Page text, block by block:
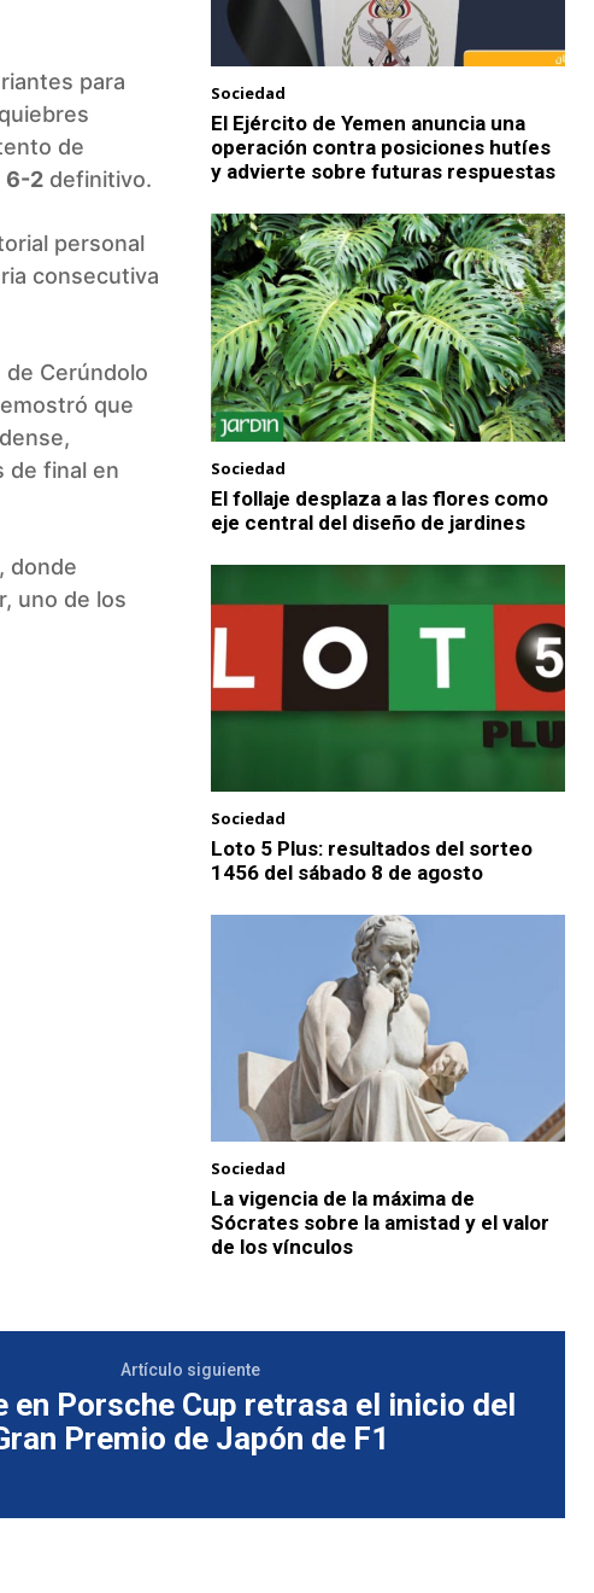
para
de
6-2 definitivo.
personal
consecutiva
de Cerúndolo
que
de final en
donde
uno de los
Sociedad
El Ejército de Yemen anuncia una
operación contra posiciones hutíes
y advierte sobre futuras respuestas
Sociedad
El follaje desplaza a las flores como
eje central del diseño de jardines
Sociedad
Loto 5 Plus: resultados del sorteo
1456 del sábado 8 de agosto
Sociedad
La vigencia de la máxima de
Sócrates sobre la amistad y el valor
de los vínculos
Artículo siguiente
en Porsche Cup retrasa el inicio del
Premio de Japón de F1